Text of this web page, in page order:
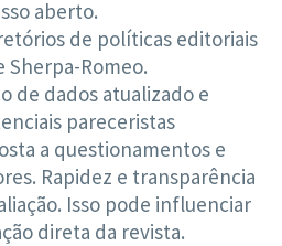
aberto.
de políticas editoriais
Sherpa-Romeo.
de dados atualizado e
pareceristas
a questionamentos e
Rapidez e transparência
Isso pode influenciar
direta da revista.